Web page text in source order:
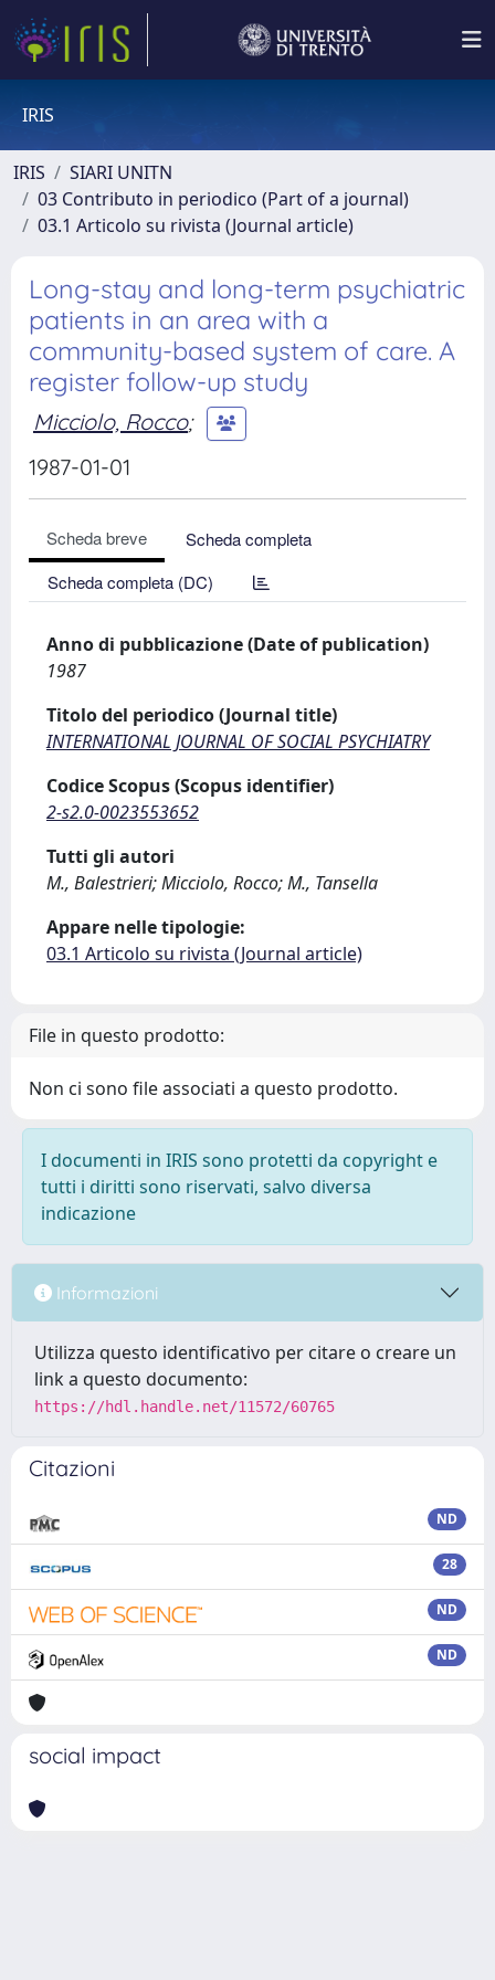
IRIS
IRIS
SIARI UNITN
03 Contributo in periodico (Part of a journal)
03.1 Articolo su rivista (Journal article)
Long-stay and long-term psychiatric
patients in an area with a
community-based system of care. A
register follow-up study
Micciolo, Rocco;
1987-01-01
Scheda breve
Scheda completa
Scheda completa (DC)
Anno di pubblicazione (Date of publication)
1987
Titolo del periodico (Journal title)
INTERNATIONAL JOURNAL OF SOCIAL PSYCHIATRY
Codice Scopus (Scopus identifier)
2-s2.0-0023553652
Tutti gli autori
M., Balestrieri; Micciolo, Rocco; M., Tansella
Appare nelle tipologie:
03.1 Articolo su rivista (Journal article)
File in questo prodotto:
Non ci sono file associati a questo prodotto.
I documenti in IRIS sono protetti da copyright e
tutti i diritti sono riservati, salvo diversa
indicazione
Informazioni
Utilizza questo identificativo per citare o creare un
link a questo documento:
https://hdl.handle.net/11572/60765
Citazioni
ND
28
ND
ND
social impact